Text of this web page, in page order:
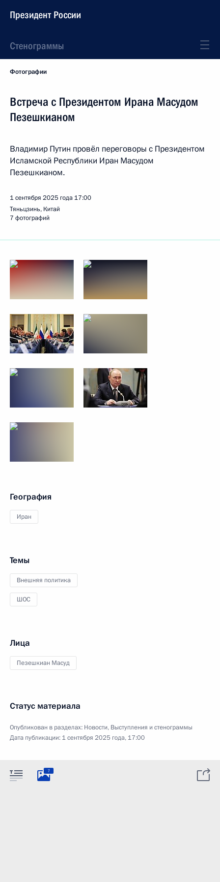
Президент России
Стенограммы
Фотографии
Встреча с Президентом Ирана Масудом
Пезешкианом
Владимир Путин провёл переговоры с Президентом
Исламской Республики Иран Масудом
Пезешкианом.
1 сентября 2025 года 17:00
Тяньцзинь, Китай
7 фотографий
География
Иран
Темы
Внешняя политика
ШОС
Лица
Пезешкиан Масуд
Статус материала
Опубликован в разделах: Новости, Выступления и стенограммы
Дата публикации: 1 сентября 2025 года, 17:00
7